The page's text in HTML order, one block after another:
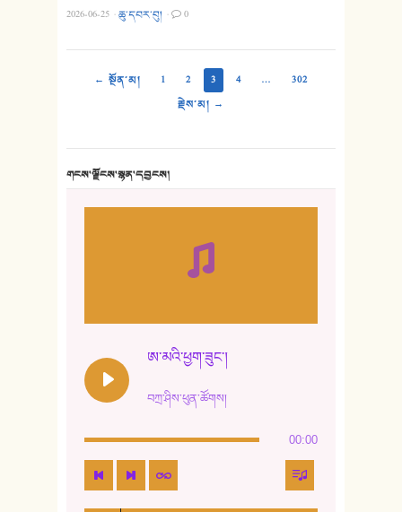
2026-06-25 ·ཆུ་དབར་བུ། · 0
← སྔོན་མ། 1 2 3 4 …
302
རྗེས་མ། →
གངས་ལྗོངས་སྙན་དབྱངས།
ཨ་མའི་ཕྱག་ཟུང་།
བཀྲ་ཤིས་ཕུན་ཚོགས།
00:00